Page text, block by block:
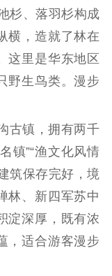
新闻发布
文化传承
文化产业
紫艺舞台
文明培育
杉、落羽杉构成
横，造就了林在
这里是华东地区
野生鸟类。漫步
镇，拥有两千
镇”“渔文化风情
筑保存完好，境
林、新四军苏中
淀深厚，既有浓
，适合游客漫步